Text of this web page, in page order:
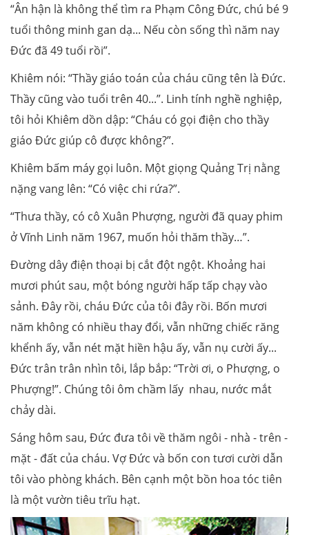
“Ân hận là không thể tìm ra Phạm Công Đức, chú bé 9
tuổi thông minh gan dạ... Nếu còn sống thì năm nay
Đức đã 49 tuổi rồi”.
Khiêm nói: “Thầy giáo toán của cháu cũng tên là Đức.
Thầy cũng vào tuổi trên 40...”. Linh tính nghề nghiệp,
tôi hỏi Khiêm dồn dập: “Cháu có gọi điện cho thầy
giáo Đức giúp cô được không?”.
Khiêm bấm máy gọi luôn. Một giọng Quảng Trị nằng
nặng vang lên: “Có việc chi rứa?”.
“Thưa thầy, có cô Xuân Phượng, người đã quay phim
ở Vĩnh Linh năm 1967, muốn hỏi thăm thầy…”.
Đường dây điện thoại bị cắt đột ngột. Khoảng hai
mươi phút sau, một bóng người hấp tấp chạy vào
sảnh. Đây rồi, cháu Đức của tôi đây rồi. Bốn mươi
năm không có nhiều thay đổi, vẫn những chiếc răng
khểnh ấy, vẫn nét mặt hiền hậu ấy, vẫn nụ cười ấy...
Đức trân trân nhìn tôi, lắp bắp: “Trời ơi, o Phượng, o
Phượng!”. Chúng tôi ôm chầm lấy nhau, nước mắt
chảy dài.
Sáng hôm sau, Đức đưa tôi về thăm ngôi - nhà - trên -
mặt - đất của cháu. Vợ Đức và bốn con tươi cười dẫn
tôi vào phòng khách. Bên cạnh một bồn hoa tóc tiên
là một vườn tiêu trĩu hạt.